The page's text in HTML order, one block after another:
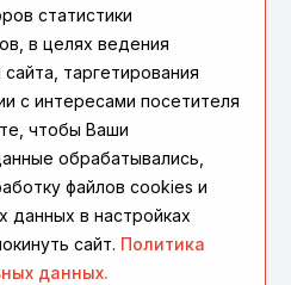
статистики
в целях ведения
таргетирования
с интересами посетителя
чтобы Ваши
обрабатывались,
файлов cookies и
данных в настройках
сайт. Политика
данных.